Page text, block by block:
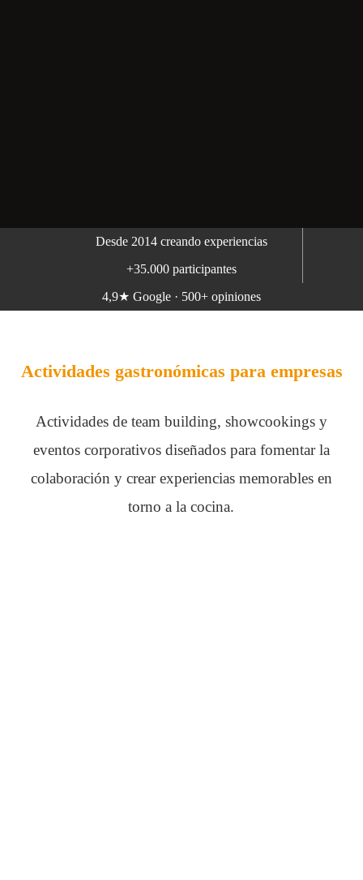
Desde 2014 creando experiencias
+35.000 participantes
4,9★ Google · 500+ opiniones
Actividades gastronómicas para empresas
Actividades de team building, showcookings y
eventos corporativos diseñados para fomentar la
colaboración y crear experiencias memorables en
torno a la cocina.